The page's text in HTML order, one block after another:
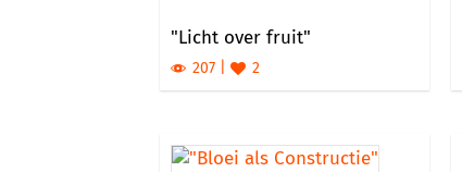
"Licht over fruit"
207 2